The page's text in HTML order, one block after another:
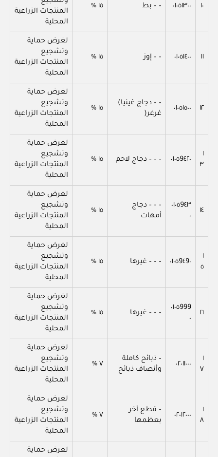
١٠ ٠١٠٥١٣٠٠ – – بط ١٥ %
المنتجات الزراعية
المحلية
١١ ٠١٠٥١٤٠٠ – – إوز ١٥ %
لغرض حماية
وتشجيع
المنتجات الزراعية
المحلية
١٢ ٠١٠٥١٥٠٠
– – دجاج غينيا)
غرغر(
١٥ %
لغرض حماية
وتشجيع
المنتجات الزراعية
المحلية
١
٣
٠١٠٥9٤٢٠ – – – دجاج لاحم ١٥ %
لغرض حماية
وتشجيع
المنتجات الزراعية
المحلية
١٤
٠١٠٥9٤٣
٠
– – – دجاج
أمهات
١٥ %
لغرض حماية
وتشجيع
المنتجات الزراعية
المحلية
١
٥
٠١٠٥9٤9٠ – – – غيرها ١٥ %
لغرض حماية
وتشجيع
المنتجات الزراعية
المحلية
١٦
٠١٠٥999
٠
– – – غيرها ١٥ %
لغرض حماية
وتشجيع
المنتجات الزراعية
المحلية
١
٧
٠٢٠١١٠٠٠
– ذبائح كاملة
وأنصاف ذبائح
٧ %
لغرض حماية
وتشجيع
المنتجات الزراعية
المحلية
١
٨
٠٢٠١٢٠٠٠
– قطع أخر
بعظمها
٧ %
لغرض حماية
وتشجيع
المنتجات الزراعية
المحلية
لغرض حماية